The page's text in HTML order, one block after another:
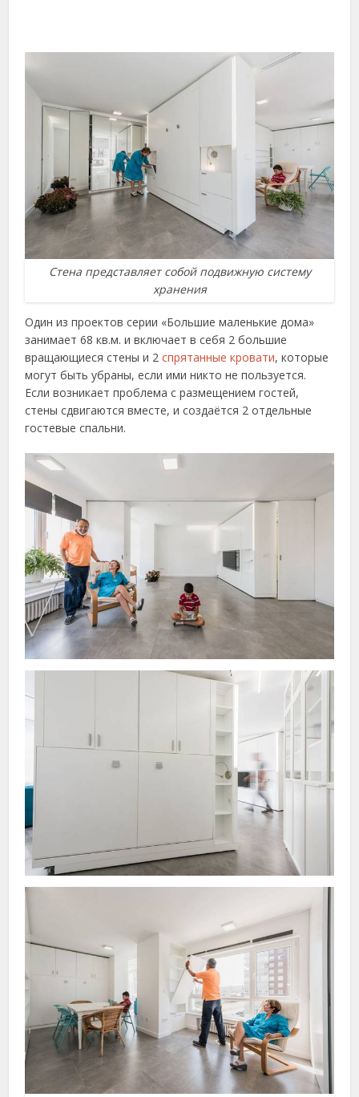
Стена представляет собой подвижную систему
хранения
Один из проектов серии «Большие маленькие дома»
занимает 68 кв.м. и включает в себя 2 большие
вращающиеся стены и 2спрятанные кровати, которые
могут быть убраны, если ими никто не пользуется.
Если возникает проблема с размещением гостей,
стены сдвигаются вместе, и создаётся 2 отдельные
гостевые спальни.